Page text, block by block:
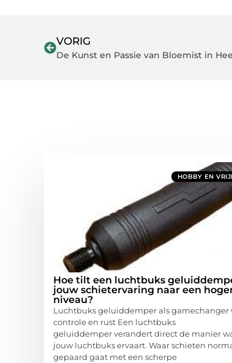
VORIG
De Kunst en Passie van Bloemist in
HOBBY EN
Hoe tilt een luchtbuks
jouw schietervaring naar een
niveau?
Luchtbuks geluiddemper als gamechanger
controle en rust Een luchtbuks
geluiddemper verandert direct de manier
jouw luchtbuks ervaart. Waar schieten
gepaard gaat met een scherpe